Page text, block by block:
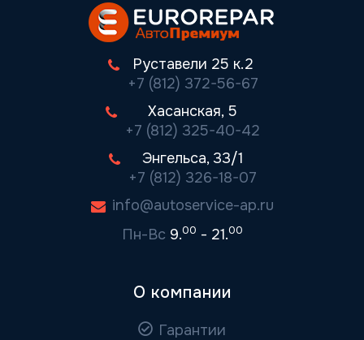
Руставели 25 к.2
+7 (812) 372-56-67
Хасанская, 5
+7 (812) 325-40-42
Энгельса, 33/1
+7 (812) 326-18-07
info@autoservice-ap.ru
Пн-Вс 9.00 - 21.00
О компании
Гарантии